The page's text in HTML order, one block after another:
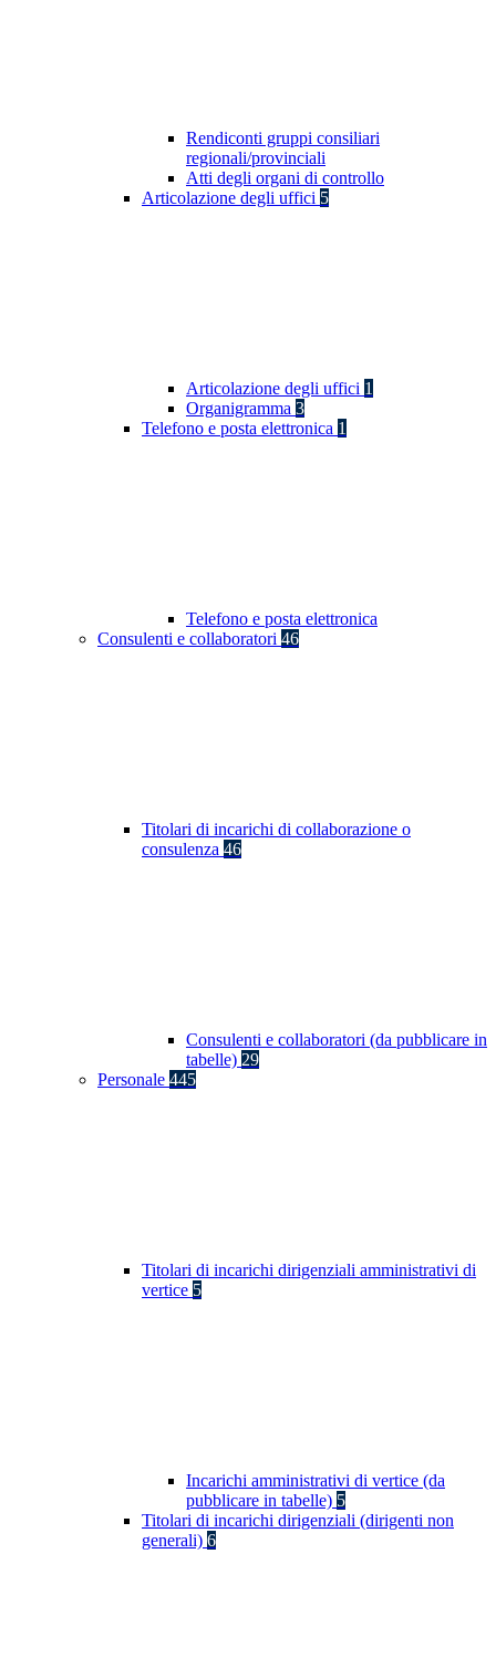
Rendiconti gruppi consiliari
regionali/provinciali
Atti degli organi di controllo
Articolazione degli uffici 5
Articolazione degli uffici 1
Organigramma 3
Telefono e posta elettronica 1
Telefono e posta elettronica
Consulenti e collaboratori 46
Titolari di incarichi di collaborazione o
consulenza 46
Consulenti e collaboratori (da pubblicare in
tabelle) 29
Personale 445
Titolari di incarichi dirigenziali amministrativi di
vertice 5
Incarichi amministrativi di vertice (da
pubblicare in tabelle) 5
Titolari di incarichi dirigenziali (dirigenti non
generali) 6